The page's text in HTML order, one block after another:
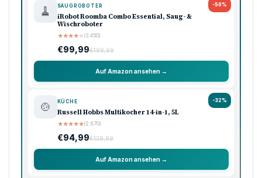
-50%
🧹 SAUGROBOTER
iRobot Roomba Combo Essential, Saug- &
Wischroboter
★★★★★(3.450)
€99,99€199,99
Auf Amazon ansehen →
-32%
🍲 KÜCHE
Russell Hobbs Multikocher 14-in-1, 5L
★★★★★(2.870)
€94,99€139,99
Auf Amazon ansehen →